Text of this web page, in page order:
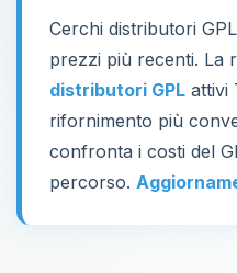
Cerchi distributori
prezzi più recenti. La
distributori GPL attivi
rifornimento più
confronta i costi del
percorso.